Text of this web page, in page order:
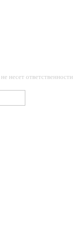
несет